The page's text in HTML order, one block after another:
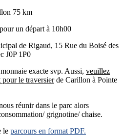
75 km
un départ à 10h00
de Rigaud, 15 Rue du Boisé des
J0P 1P0
exacte svp. Aussi, veuillez
le traversierde Carillon à Pointe
réunir dans le parc alors
grignotine/ chaise.
le parcours en format PDF.